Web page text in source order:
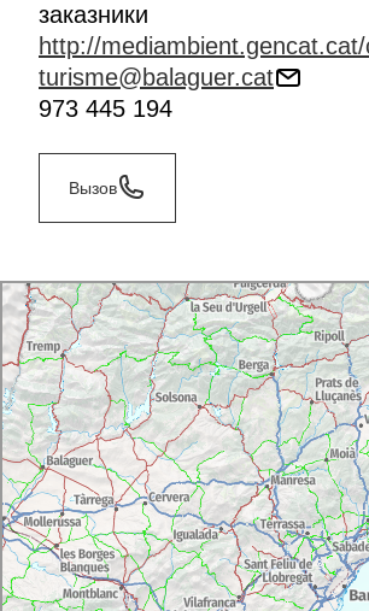
заказники
http://
turisme@balaguer.cat
973 445 194
Вызов